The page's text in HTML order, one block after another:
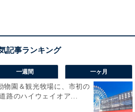
スをかけた斬新なデザート。チャ
新感覚です。
一週間 一ヶ月
物園＆観光牧場に、市初の
路のハイウェイオア...